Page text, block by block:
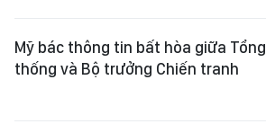
Mỹ bác thông tin bất hòa giữa Tổng
thống và Bộ trưởng Chiến tranh